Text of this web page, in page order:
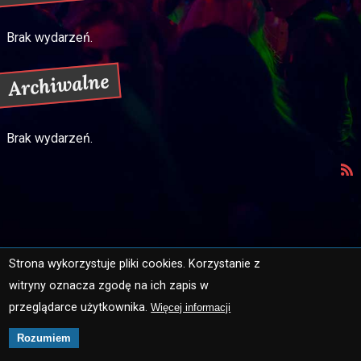
Brak wydarzeń.
Archiwalne
Brak wydarzeń.
Strona główna
Mapa strony
Ochrona danych osobowych
Strona wykorzystuje pliki cookies. Korzystanie z
witryny oznacza zgodę na ich zapis w
przeglądarce użytkownika. Więcej informacji
Rozumiem